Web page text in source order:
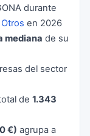
durante
Otros en 2026
mediana de su
del sector
de 1.343
€) agrupa a